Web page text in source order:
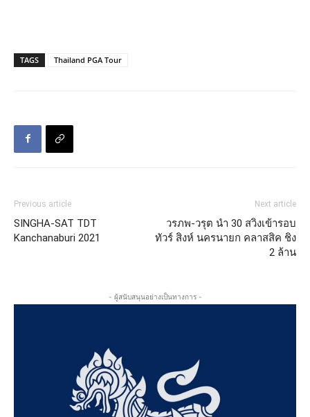
TAGS Thailand PGA Tour
Previous article
SINGHA-SAT TDT
Kanchanaburi 2021
Next article
วรภพ-วรุต นำ 30 สวิงเข้ารอบ
ทัวร์ สิงห์ นครนายก คลาสสิค ชิง
2 ล้าน
- ผู้สนับสนุนอย่างเป็นทางการ -